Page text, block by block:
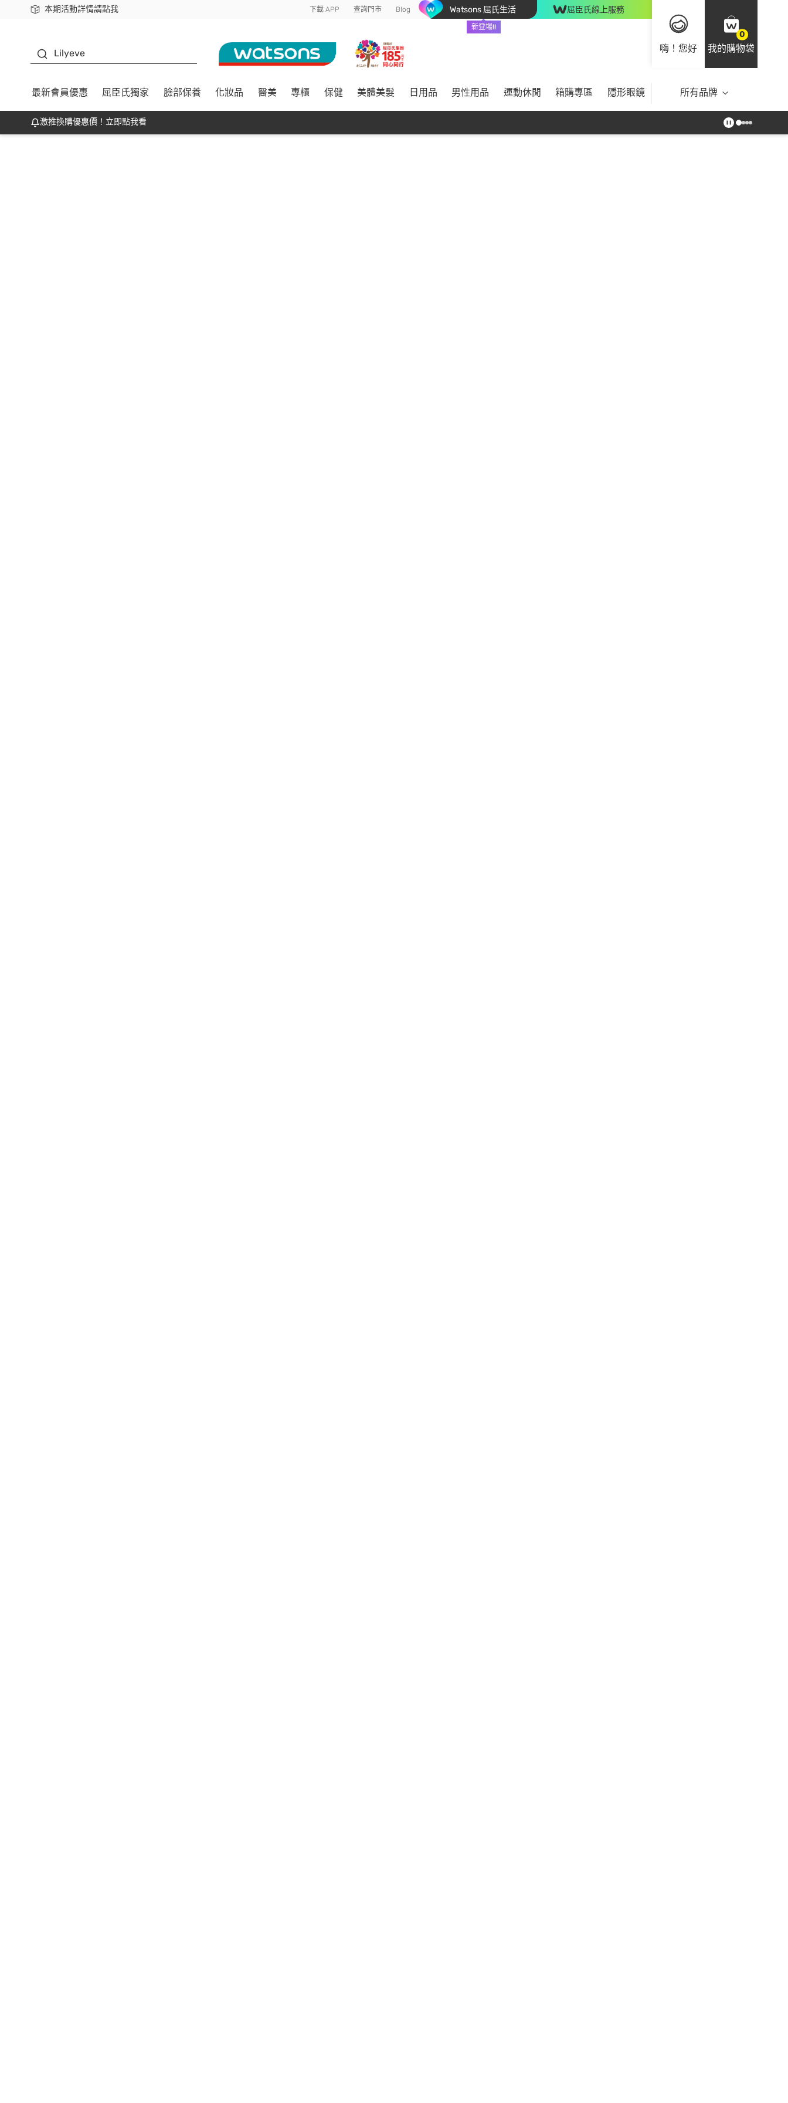
本期活動詳情請點我
下載app最高回饋$350 下載 APP 查詢門市 Blog Watsons 屈氏生活
新登場!!
屈臣氏線上服務
嗨！您好
0
我的購物袋
Lilyeve
最新會員優惠 屈臣氏獨家 臉部保養 化妝品 醫美 專櫃 保健 美體美髮 日用品 男性用品 運動休閒 箱購專區 隱形眼鏡 所有品牌
激推換購優惠價！立即點我看